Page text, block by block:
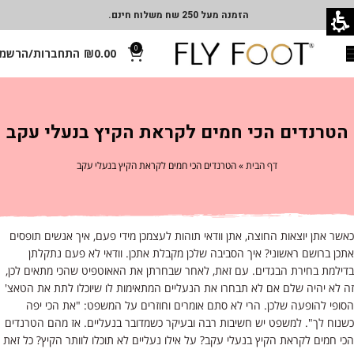
הזמנה מעל 250 שח משלוח חינם.
0
₪0.00 התחברות/
הטרנדים הכי חמים לקראת הקיץ בנעלי עקב
דף הבית »הטרנדים הכי חמים לקראת הקיץ בנעלי עקב
כאשר אתן יוצאות החוצה, אתן וודאי תוהות לעצמכן מידי פעם, איך אנשים תופסים
אתכן ברושם ראשוני? איך הסביבה שלכן מקבלת אתכן. וודאי לא פעם נתקלתן
בדילמת בחירת הבגדים. עם זאת, לאחר שבחרתן את האאוטפיט שהכי מתאים לכן,
זה לא יהיה שלם אם לא תבחרו את הנעליים המתאימות לו שיוכלו לתת את הטאצ'
הסופי להופעה שלכן. הרי לא סתם אומרים וחוזרים על המשפט: "את הכי יפה
כשנוח לך". למשפט יש חשיבות רבה ובעיקר כשמדובר בנעליים. אז מהם הטרנדים
הכי חמים לקראת הקיץ בנעלי עקב? על אילו נעליים לא תוכלו לוותר הקיץ? כל זאת